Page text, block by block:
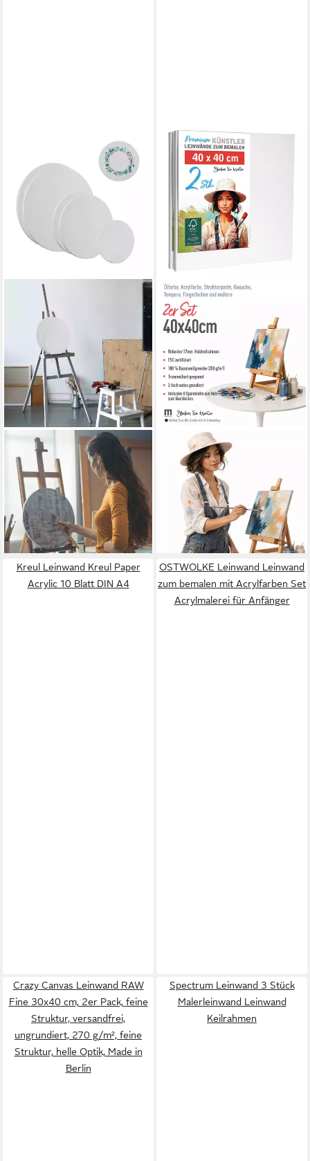
RELAXDAYS
Leinwand rund 6er Set
19,99 € UVP 39,99 €
-50%
lieferbar - in 2-3 Werktagen bei dir
M MERCEO
Leinwand, 2er-Set Leinwand
40x40cm (zum Bemalen,
Baumwolle, Keilrahmen,
280g/m)
15,90 €
lieferbar - in 2-3 Werktagen bei dir
Kreul Leinwand Kreul Paper
Acrylic 10 Blatt DIN A4
OSTWOLKE Leinwand Leinwand
zum bemalen mit Acrylfarben Set
Acrylmalerei für Anfänger
Crazy Canvas Leinwand RAW
Fine 30x40 cm, 2er Pack, feine
Struktur, versandfrei,
ungrundiert, 270 g/m², feine
Struktur, helle Optik, Made in
Berlin
Spectrum Leinwand 3 Stück
Malerleinwand Leinwand
Keilrahmen